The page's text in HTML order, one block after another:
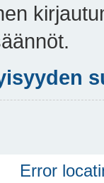
Error